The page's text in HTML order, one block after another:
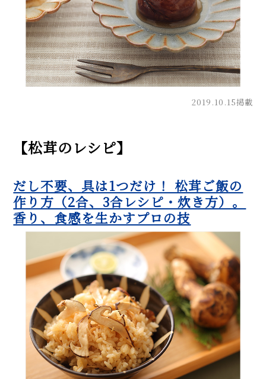
2019.10.15掲載
【松茸のレシピ】
だし不要、具は1つだけ！ 松茸ご飯の
作り方（2合、3合レシピ・炊き方）。
香り、食感を生かすプロの技